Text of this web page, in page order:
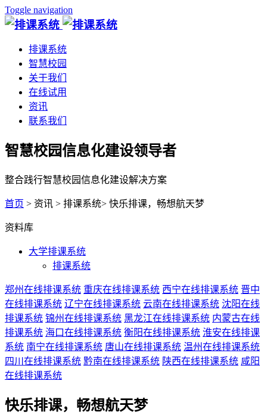
Toggle navigation
排课系统
智慧校园
关于我们
在线试用
资讯
联系我们
智慧校园信息化建设领导者
整合践行智慧校园信息化建设解决方案
首页 > 资讯 > 排课系统> 快乐排课，畅想航天梦
资料库
大学排课系统
排课系统
郑州在线排课系统 重庆在线排课系统 西宁在线排课系统 晋中
在线排课系统 辽宁在线排课系统 云南在线排课系统 沈阳在线
排课系统 锦州在线排课系统 黑龙江在线排课系统 内蒙古在线
排课系统 海口在线排课系统 衡阳在线排课系统 淮安在线排课
系统 南宁在线排课系统 唐山在线排课系统 温州在线排课系统
四川在线排课系统 黔南在线排课系统 陕西在线排课系统 咸阳
在线排课系统
快乐排课，畅想航天梦